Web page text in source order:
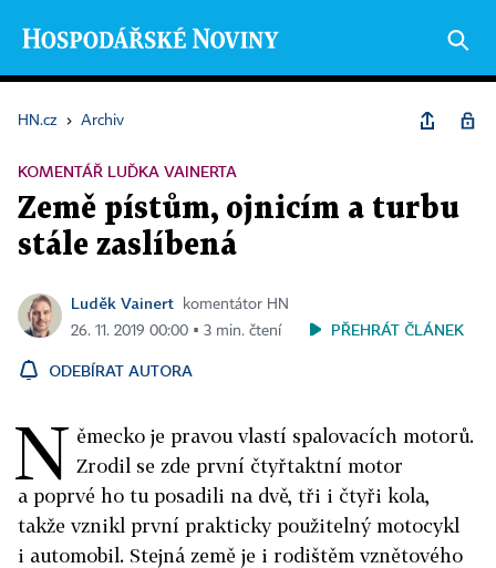
HN.cz › Archiv
KOMENTÁŘ LUĎKA VAINERTA
Země pístům, ojnicím a turbu
stále zaslíbená
Luděk Vainert
komentátor HN
26. 11. 2019 00:00 ▪ 3 min. čtení
PŘEHRÁT ČLÁNEK
ODEBÍRAT AUTORA
N ěmecko je pravou vlastí spalovacích motorů.
Zrodil se zde první čtyřtaktní motor
a poprvé ho tu posadili na dvě, tři i čtyři kola,
takže vznikl první prakticky použitelný motocykl
i automobil. Stejná země je i rodištěm vznětového